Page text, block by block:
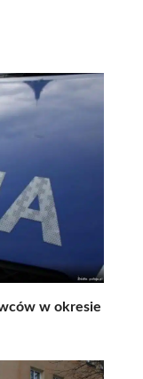
w okresie